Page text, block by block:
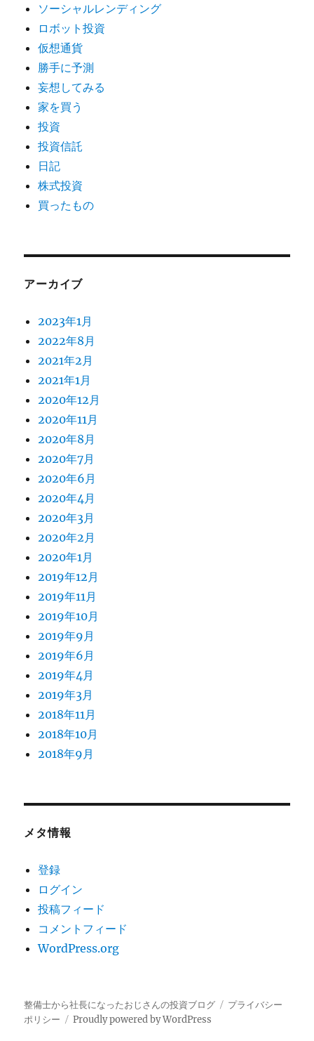
ソーシャルレンディング
ロボット投資
仮想通貨
勝手に予測
妄想してみる
家を買う
投資
投資信託
日記
株式投資
買ったもの
アーカイブ
2023年1月
2022年8月
2021年2月
2021年1月
2020年12月
2020年11月
2020年8月
2020年7月
2020年6月
2020年4月
2020年3月
2020年2月
2020年1月
2019年12月
2019年11月
2019年10月
2019年9月
2019年6月
2019年4月
2019年3月
2018年11月
2018年10月
2018年9月
メタ情報
登録
ログイン
投稿フィード
コメントフィード
WordPress.org
整備士から社長になったおじさんの投資ブログ
プライバシー
ポリシー
Proudly powered by WordPress